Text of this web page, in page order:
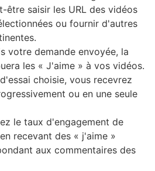
être saisir les URL des vidéos
ou fournir d'autres
votre demande envoyée, la
les « J'aime » à vos vidéos.
choisie, vous recevrez
ou en une seule
le taux d'engagement de
recevant des « j'aime »
aux commentaires des